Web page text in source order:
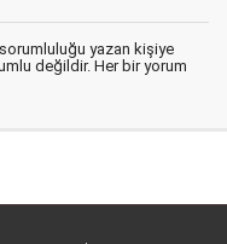
yazan kişiye
değildir. Her bir yorum